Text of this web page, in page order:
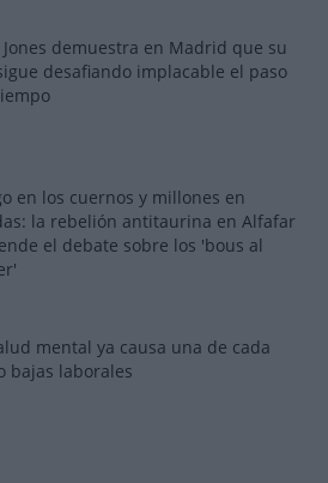
Jones demuestra en Madrid que su
desafiando implacable el paso
en los cuernos y millones en
la rebelión antitaurina en Alfafar
el debate sobre los 'bous al
mental ya causa una de cada
bajas laborales